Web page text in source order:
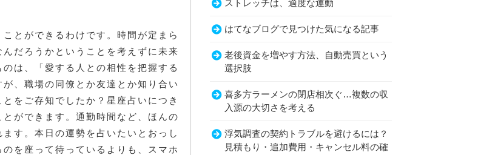
すると思われるタイミングというのは
とができるわけです。時間が定まら
だろうかということを考えずに未来
は、「愛する人との相性を把握する
、職場の同僚とか友達とか知り合い
をご存知でしたか？星座占いにつき
ができます。通勤時間など、ほんの
す。本日の運勢を占いたいとおっし
を座って待っているよりも、スマホ
ストレッチは、適度な運動
はてなブログで見つけた気になる記事
老後資金を増やす方法、自動売買という
選択肢
喜多方ラーメンの閉店相次ぐ…複数の収
入源の大切さを考える
浮気調査の契約トラブルを避けるには？
見積もり・追加費用・キャンセル料の確